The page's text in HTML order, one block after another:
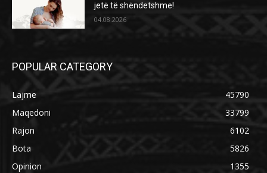
jetë të shëndetshme!
04.08.2026
POPULAR CATEGORY
Lajme
45790
Maqedoni
33799
Rajon
6102
Bota
5826
Opinion
1355